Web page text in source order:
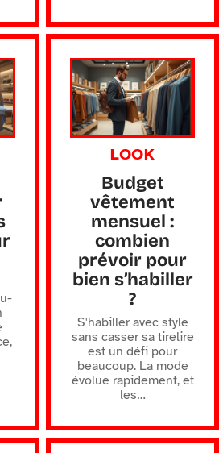
LOOK
Budget
vêtement
mensuel :
combien
prévoir pour
bien s’habiller
?
S'habiller avec style
sans casser sa tirelire
est un défi pour
beaucoup. La mode
évolue rapidement, et
les…